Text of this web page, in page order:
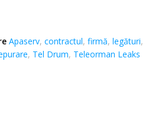
Apaserv,contractul,firmă,legături,
, Tel Drum, Teleorman Leaks